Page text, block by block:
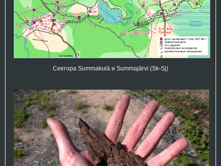
Сектора Summakulä и Summajärvi (Sk-Sj)